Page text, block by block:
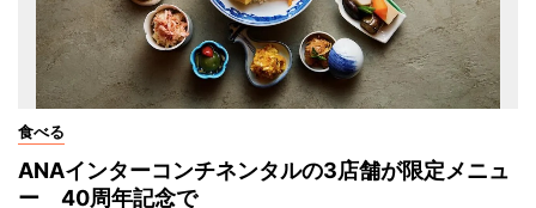
食べる
ANAインターコンチネンタルの3店舗が限定メニュ
ー 40周年記念で